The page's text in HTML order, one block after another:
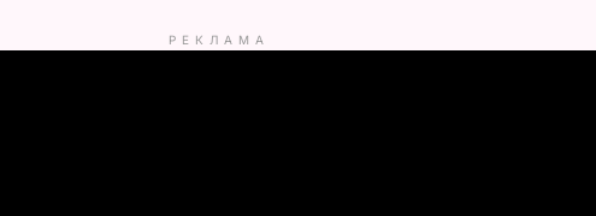
РЕКЛАМА